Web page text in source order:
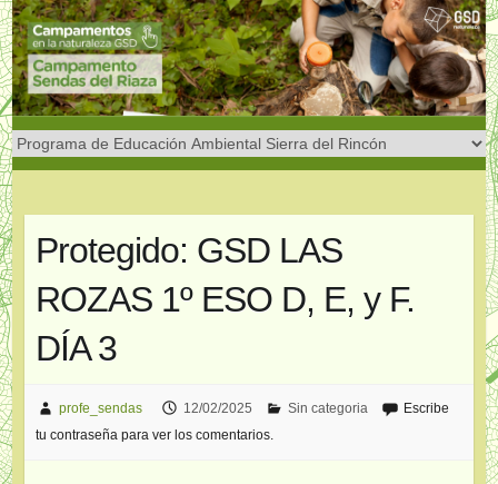
Saltar
al
contenido
Protegido: GSD LAS
ROZAS 1º ESO D, E, y F.
DÍA 3
profe_sendas 12/02/2025 Sin categoria
Escribe
tu contraseña para ver los comentarios.